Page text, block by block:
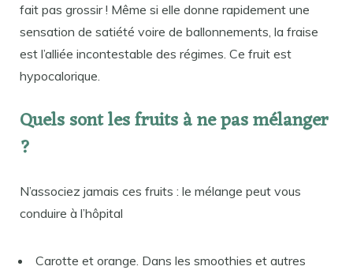
fait pas grossir ! Même si elle donne rapidement une
sensation de satiété voire de ballonnements, la fraise
est l’alliée incontestable des régimes. Ce fruit est
hypocalorique.
Quels sont les fruits à ne pas mélanger
?
N’associez jamais ces fruits : le mélange peut vous
conduire à l’hôpital
Carotte et orange. Dans les smoothies et autres